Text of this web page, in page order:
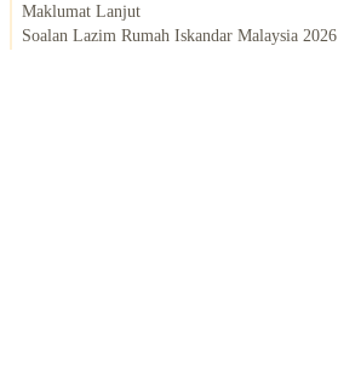
Maklumat Lanjut
Soalan Lazim Rumah Iskandar Malaysia 2026